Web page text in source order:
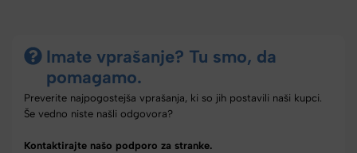
Imate vprašanje? Tu smo, da
pomagamo.
Preverite najpogostejša vprašanja, ki so jih postavili naši kupci.
Še vedno niste našli odgovora?
Kontaktirajte našo podporo za stranke.